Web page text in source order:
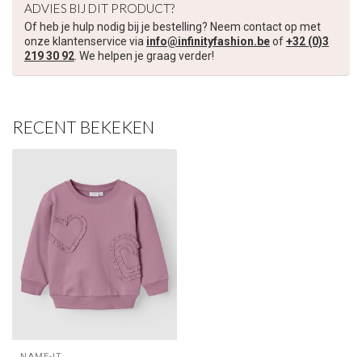
ADVIES BIJ DIT PRODUCT?
Of heb je hulp nodig bij je bestelling? Neem contact op met
onze klantenservice via info@infinityfashion.beof+32 (0)3
219 30 92. We helpen je graag verder!
RECENT BEKEKEN